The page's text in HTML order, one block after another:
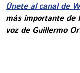
Únete al canal de
más importante de
voz de Guillermo